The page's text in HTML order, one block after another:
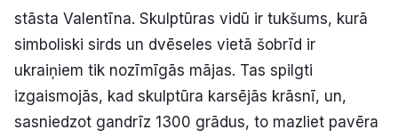
stāsta Valentīna. Skulptūras vidū ir tukšums, kurā
simboliski sirds un dvēseles vietā šobrīd ir
ukraiņiem tik nozīmīgās mājas. Tas spilgti
izgaismojās, kad skulptūra karsējās krāsnī, un,
sasniedzot gandrīz 1300 grādus, to mazliet pavēra